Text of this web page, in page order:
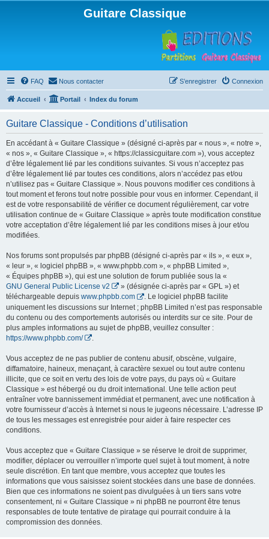
Guitare Classique
FAQ Nous contacter Connexion
S’enregistrer
Accueil Portail Index du forum
Guitare Classique - Conditions d’utilisation
En accédant à « Guitare Classique » (désigné ci-après par « nous », « notre »,
« nos », « Guitare Classique », « https://classicguitare.com »), vous acceptez
d’être légalement lié par les conditions suivantes. Si vous n’acceptez pas
d’être légalement lié par toutes ces conditions, alors n’accédez pas et/ou
n’utilisez pas « Guitare Classique ». Nous pouvons modifier ces conditions à
tout moment et ferons tout notre possible pour vous en informer. Cependant, il
est de votre responsabilité de vérifier ce document régulièrement, car votre
utilisation continue de « Guitare Classique » après toute modification constitue
votre acceptation d’être légalement lié par les conditions mises à jour et/ou
modifiées.
Nos forums sont propulsés par phpBB (désigné ci-après par « ils », « eux »,
« leur », « logiciel phpBB », « www.phpbb.com », « phpBB Limited »,
« Équipes phpBB »), qui est une solution de forum publiée sous la «
GNU General Public License v2
» (désignée ci-après par « GPL ») et
téléchargeable depuis www.phpbb.com
. Le logiciel phpBB facilite
uniquement les discussions sur Internet ; phpBB Limited n’est pas responsable
du contenu ou des comportements autorisés ou interdits sur ce site. Pour de
plus amples informations au sujet de phpBB, veuillez consulter :
https://www.phpbb.com/
Vous acceptez de ne pas publier de contenu abusif, obscène, vulgaire,
diffamatoire, haineux, menaçant, à caractère sexuel ou tout autre contenu
illicite, que ce soit en vertu des lois de votre pays, du pays où « Guitare
Classique » est hébergé ou du droit international. Une telle action peut
entraîner votre bannissement immédiat et permanent, avec une notification à
votre fournisseur d’accès à Internet si nous le jugeons nécessaire. L’adresse IP
de tous les messages est enregistrée pour aider à faire respecter ces
conditions.
Vous acceptez que « Guitare Classique » se réserve le droit de supprimer,
modifier, déplacer ou verrouiller n’importe quel sujet à tout moment, à notre
seule discrétion. En tant que membre, vous acceptez que toutes les
informations que vous saisissez soient stockées dans une base de données.
Bien que ces informations ne soient pas divulguées à un tiers sans votre
consentement, ni « Guitare Classique » ni phpBB ne pourront être tenus
responsables de toute tentative de piratage qui pourrait conduire à la
compromission des données.